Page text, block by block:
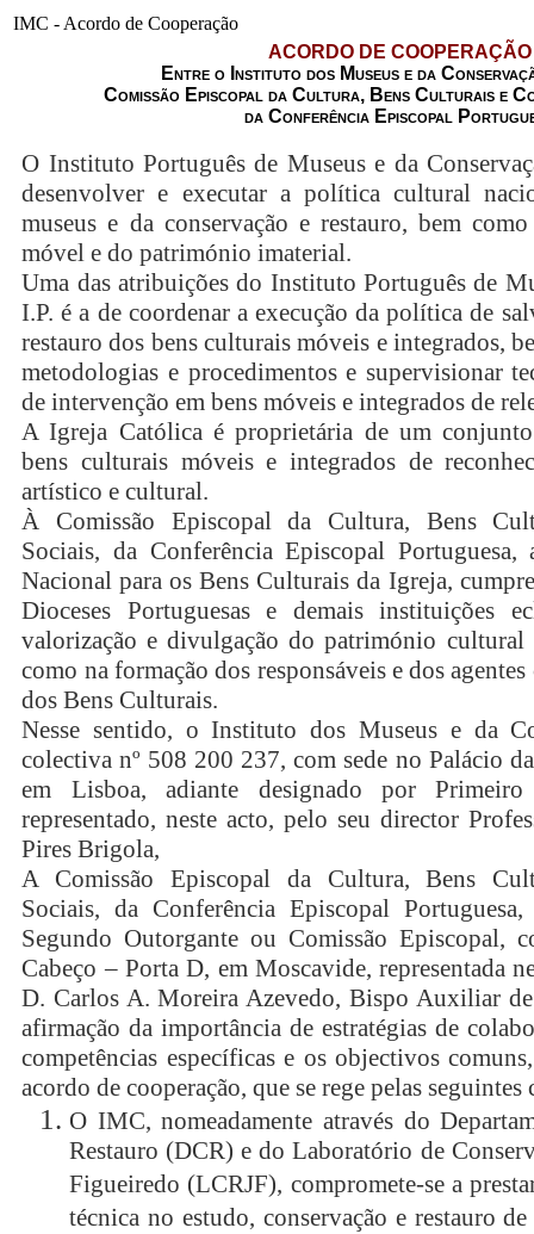
IMC - Acordo de Cooperação
ACORDO DE COOPERAÇÃO
Entre o Instituto dos Museus e da
Comissão Episcopal da Cultura, Bens Culturais e
da Conferência Episcopal
O Instituto Português de Museus e da
desenvolver e executar a política cultural
museus e da conservação e restauro, bem
móvel e do património imaterial.
Uma das atribuições do Instituto Português de
I.P. é a de coordenar a execução da política de
restauro dos bens culturais móveis e integrados,
metodologias e procedimentos e supervisionar
de intervenção em bens móveis e integrados de
A Igreja Católica é proprietária de um
bens culturais móveis e integrados de
artístico e cultural.
À Comissão Episcopal da Cultura, Bens
Sociais, da Conferência Episcopal Portuguesa,
Nacional para os Bens Culturais da Igreja,
Dioceses Portuguesas e demais instituições
valorização e divulgação do património cultural
como na formação dos responsáveis e dos
dos Bens Culturais.
Nesse sentido, o Instituto dos Museus e da
colectiva nº 508 200 237, com sede no Palácio
em Lisboa, adiante designado por
representado, neste acto, pelo seu director
Pires Brigola,
A Comissão Episcopal da Cultura, Bens
Sociais, da Conferência Episcopal
Segundo Outorgante ou Comissão Episcopal,
Cabeço – Porta D, em Moscavide, representada
D. Carlos A. Moreira Azevedo, Bispo Auxiliar
afirmação da importância de estratégias de
competências específicas e os objectivos
acordo de cooperação, que se rege pelas seguintes
O IMC, nomeadamente através do
Restauro (DCR) e do Laboratório de
Figueiredo (LCRJF), compromete-se a
técnica no estudo, conservação e restauro